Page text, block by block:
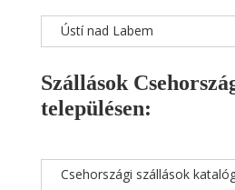
Ústí nad Labem
Szállások
településen:
Csehországi szállások